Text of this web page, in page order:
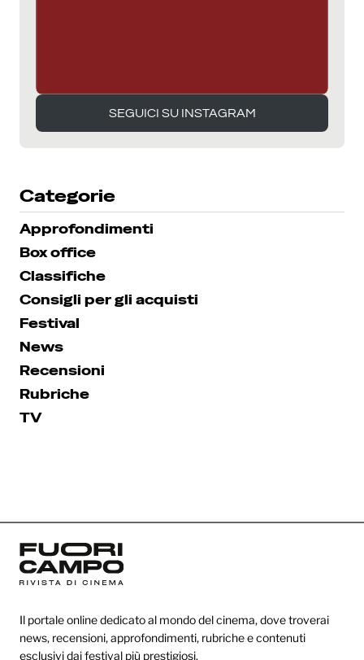
SEGUICI SU INSTAGRAM
SEGUICI SU INSTAGRAM
Categorie
Approfondimenti
Box office
Classifiche
Consigli per gli acquisti
Festival
News
Recensioni
Rubriche
TV
Il portale online dedicato al mondo del cinema, dove troverai
news, recensioni, approfondimenti, rubriche e contenuti
esclusivi dai festival più prestigiosi.